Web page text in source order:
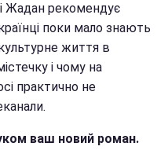
Жадан рекомендує
поки мало знають
життя в
і чому на
практично не
ваш новий роман.